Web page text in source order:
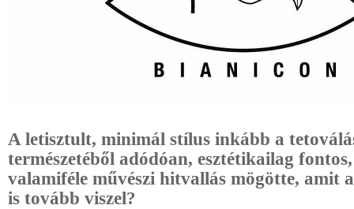
A letisztult, minimál stílus inkább a
természetéből adódóan, esztétikailag
valamiféle művészi hitvallás mögötte, amit
is tovább viszel?